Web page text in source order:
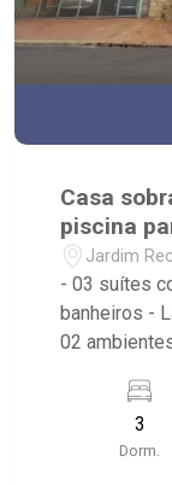
Casa
piscina
Jardim
Jardim
- 03 suítes
banheiros - Lavabo - Ventilador de teto - Living
02 ambientes - Cozinha planejada -
Churrasqueira - Piscina com cascata - Hidro -
Portão eletrônico - Próximo ao
Pax e ao
3
Dorm.